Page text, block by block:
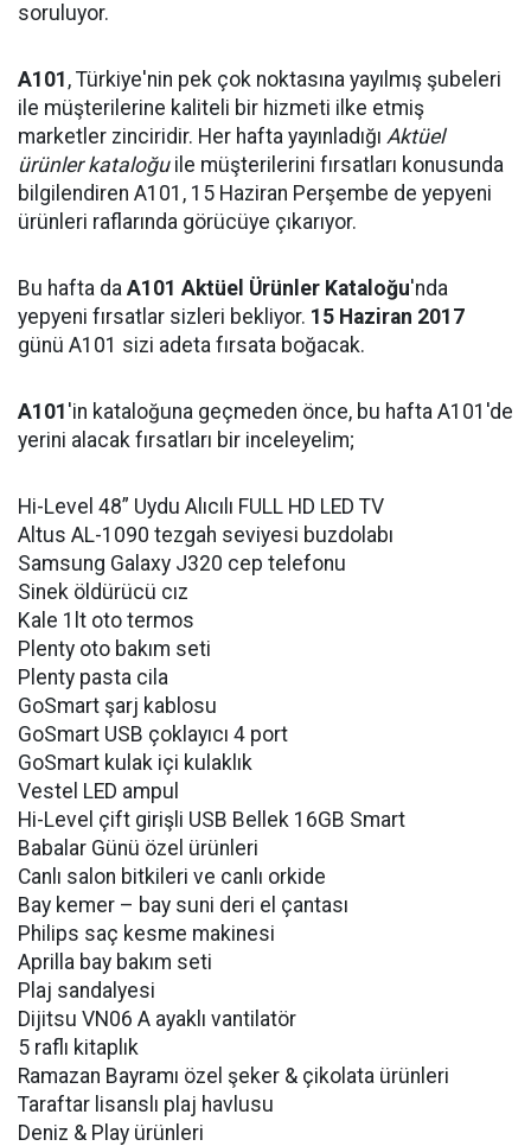
soruluyor.
A101 , Türkiye'nin pek çok noktasına yayılmış şubeleri
ile müşterilerine kaliteli bir hizmeti ilke etmiş
marketler zinciridir. Her hafta yayınladığı Aktüel
ürünler kataloğuile müşterilerini fırsatları konusunda
bilgilendiren A101, 15 Haziran Perşembe de yepyeni
ürünleri raflarında görücüye çıkarıyor.
Bu hafta da A101 Aktüel Ürünler Kataloğu'nda
yepyeni fırsatlar sizleri bekliyor. 15 Haziran 2017
günü A101 sizi adeta fırsata boğacak.
A101 'in kataloğuna geçmeden önce, bu hafta A101'de
yerini alacak fırsatları bir inceleyelim;
Hi-Level 48” Uydu Alıcılı FULL HD LED TV
Altus AL-1090 tezgah seviyesi buzdolabı
Samsung Galaxy J320 cep telefonu
Sinek öldürücü cız
Kale 1lt oto termos
Plenty oto bakım seti
Plenty pasta cila
GoSmart şarj kablosu
GoSmart USB çoklayıcı 4 port
GoSmart kulak içi kulaklık
Vestel LED ampul
Hi-Level çift girişli USB Bellek 16GB Smart
Babalar Günü özel ürünleri
Canlı salon bitkileri ve canlı orkide
Bay kemer – bay suni deri el çantası
Philips saç kesme makinesi
Aprilla bay bakım seti
Plaj sandalyesi
Dijitsu VN06 A ayaklı vantilatör
5 raflı kitaplık
Ramazan Bayramı özel şeker & çikolata ürünleri
Taraftar lisanslı plaj havlusu
Deniz & Play ürünleri